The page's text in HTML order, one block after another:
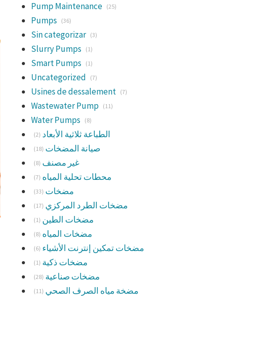
Pump Maintenance (25)
Pumps (36)
Sin categorizar (3)
Slurry Pumps (1)
Smart Pumps (1)
Uncategorized (7)
Usines de dessalement (7)
Wastewater Pump (11)
Water Pumps (8)
الطباعة ثلاثية الأبعاد (2)
صيانة المضخات (18)
غير مصنف (8)
محطات تحلية المياه (7)
مضخات (33)
مضخات الطرد المركزي (17)
مضخات الطين (1)
مضخات المياه (8)
مضخات تمكين إنترنت الأشياء (6)
مضخات ذكية (1)
مضخات صناعية (28)
مضخة مياه الصرف الصحي (11)